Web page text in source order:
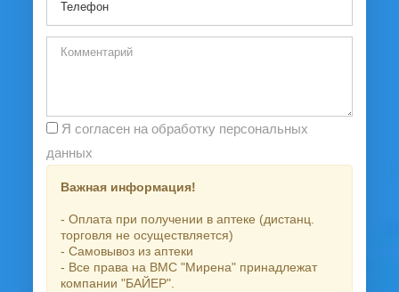
данных
Важная информация!
- Оплата при получении в аптеке (дистанц.
торговля не осуществляется)
- Самовывоз из аптеки
- Все права на ВМС "Мирена" принадлежат
компании "БАЙЕР".